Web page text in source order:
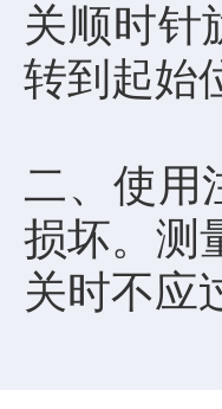
关顺时针
转到起始
二、使用
损坏。测
关时不应